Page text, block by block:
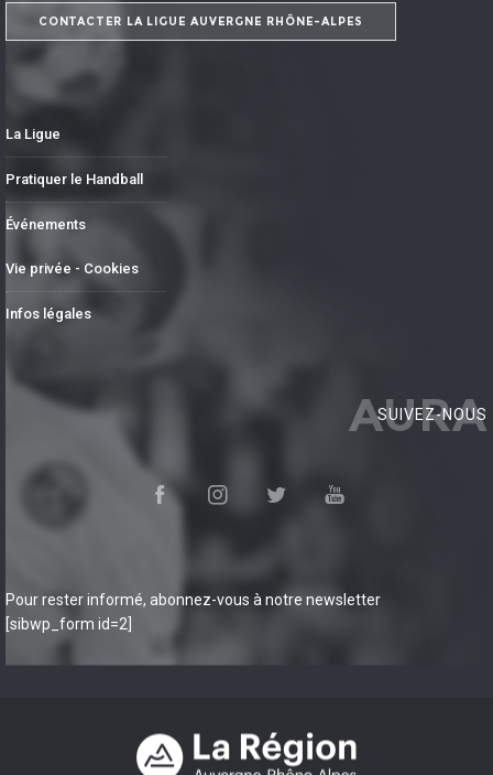
CONTACTER LA LIGUE AUVERGNE RHÔNE-ALPES
La Ligue
Pratiquer le Handball
Événements
Vie privée - Cookies
Infos légales
AURA
SUIVEZ-NOUS
Pour rester informé, abonnez-vous à notre newsletter
[sibwp_form id=2]